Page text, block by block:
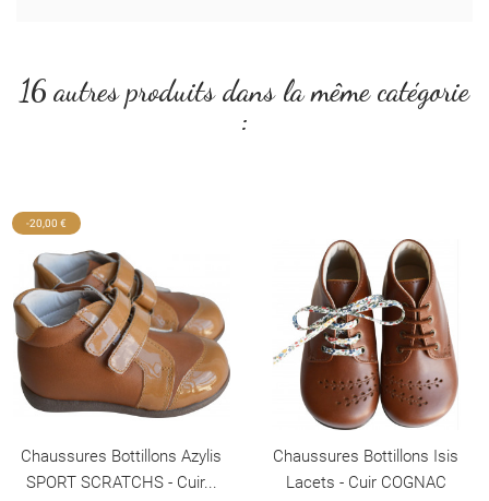
16 autres produits dans la même catégorie
:
-20,00 €
Chaussures Bottillons Azylis
SPORT SCRATCHS - Cuir...
Chaussures Bottillons Isis
Lacets - Cuir COGNAC